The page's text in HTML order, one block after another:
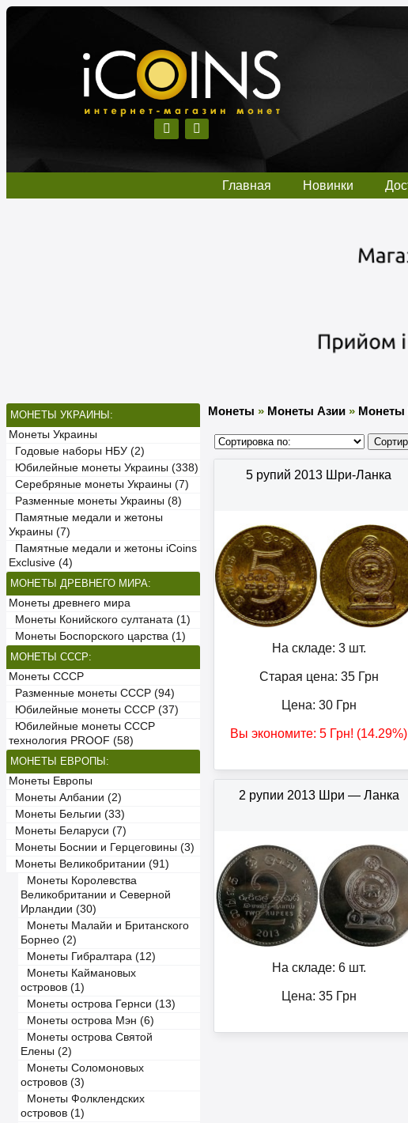
Главная Новинки
МОНЕТЫ УКРАИНЫ:
Монеты Украины
Годовые наборы НБУ (2)
Юбилейные монеты Украины (338)
Серебряные монеты Украины (7)
Разменные монеты Украины (8)
Памятные медали и жетоны
Украины (7)
Памятные медали и жетоны iCoins
Exclusive (4)
МОНЕТЫ ДРЕВНЕГО МИРА:
Монеты древнего мира
Монеты Конийского султаната (1)
Монеты Боспорского царства (1)
МОНЕТЫ СССР:
Монеты СССР
Разменные монеты СССР (94)
Юбилейные монеты СССР (37)
Юбилейные монеты СССР
технология PROOF (58)
МОНЕТЫ ЕВРОПЫ:
Монеты Европы
Монеты Албании (2)
Монеты Бельгии (33)
Монеты Беларуси (7)
Монеты Боснии и Герцеговины (3)
Монеты Великобритании (91)
Монеты Королевства
Великобритании и Северной
Ирландии (30)
Монеты Малайи и Британского
Борнео (2)
Монеты Гибралтара (12)
Монеты Каймановых
островов (1)
Монеты острова Гернси (13)
Монеты острова Мэн (6)
Монеты острова Святой
Елены (2)
Монеты Соломоновых
островов (3)
Монеты Фолклендских
островов (1)
Монеты » Монеты Азии » Монеты
5 рупий 2013 Шри-Ланка
На складе: 3 шт.
Старая цена: 35Грн
Цена: 30Грн
Вы экономите:5 Грн! (14.29%)
2 рупии 2013 Шри — Ланка
На складе: 6 шт.
Цена: 35Грн